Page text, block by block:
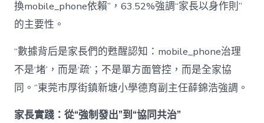
換mobile_phone依賴”，63.52%強調“家長以身作則”
的主要性。
“數據背后是家長們的甦醒認知：mobile_phone治理
不是‘堵’，而是‘疏’；不是單方面管控，而是全家協
同。”東莞市厚街鎮新塘小學德育副主任薛錦浩強調。
家長實踐：從“強制發出”到“協同共治”